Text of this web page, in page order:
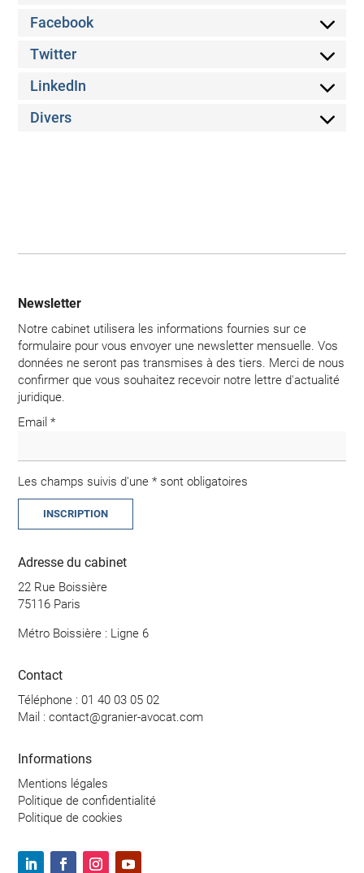
complianz
Facebook
facebook
Twitter
LinkedIn
Divers
Newsletter
Notre cabinet utilisera les informations fournies sur ce
formulaire pour vous envoyer une newsletter mensuelle. Vos
données ne seront pas transmises à des tiers. Merci de nous
confirmer que vous souhaitez recevoir notre lettre d'actualité
juridique.
Email *
Les champs suivis d'une * sont obligatoires
Adresse du cabinet
22 Rue Boissière
75116 Paris
Métro Boissière : Ligne 6
Contact
Téléphone : 01 40 03 05 02
Mail :contact@granier-avocat.com
Informations
Mentions légales
Politique de confidentialité
Politique de cookies